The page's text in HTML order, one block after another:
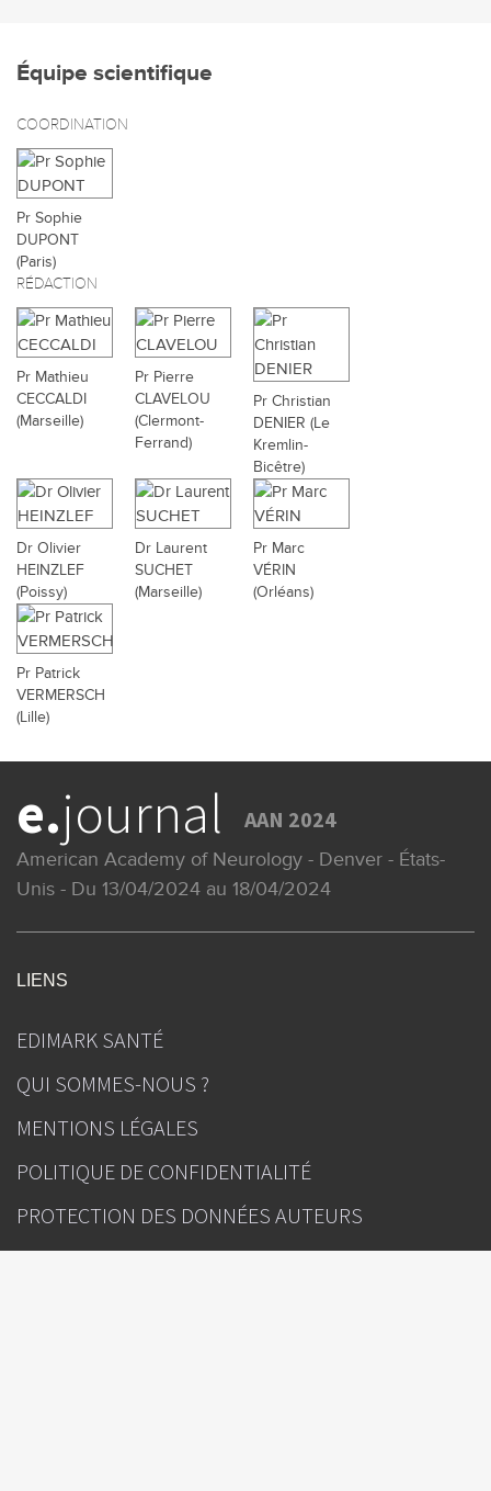
Équipe scientifique
COORDINATION
Pr Sophie
DUPONT
(Paris)
RÉDACTION
Pr Mathieu
CECCALDI
(Marseille)
Pr Pierre
CLAVELOU
(Clermont-
Ferrand)
Pr Christian
DENIER (Le
Kremlin-
Bicêtre)
Dr Olivier
HEINZLEF
(Poissy)
Dr Laurent
SUCHET
(Marseille)
Pr Marc
VÉRIN
(Orléans)
Pr Patrick
VERMERSCH
(Lille)
e.journal AAN 2024
American Academy of Neurology - Denver - États-
Unis - Du 13/04/2024 au 18/04/2024
LIENS
EDIMARK SANTÉ
QUI SOMMES-NOUS ?
MENTIONS LÉGALES
POLITIQUE DE CONFIDENTIALITÉ
PROTECTION DES DONNÉES AUTEURS
GESTION DES COOKIES